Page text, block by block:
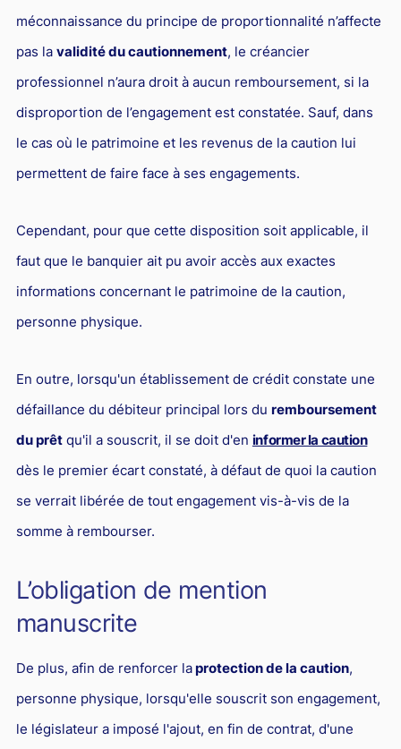
méconnaissance du principe de proportionnalité n’affecte
pas la validité du cautionnement, le créancier
professionnel n’aura droit à aucun remboursement, si la
disproportion de l’engagement est constatée. Sauf, dans
le cas où le patrimoine et les revenus de la caution lui
permettent de faire face à ses engagements.
Cependant, pour que cette disposition soit applicable, il
faut que le banquier ait pu avoir accès aux exactes
informations concernant le patrimoine de la caution,
personne physique.
En outre, lorsqu'un établissement de crédit constate une
défaillance du débiteur principal lors du remboursement
du prêtqu'il a souscrit, il se doit d'en informer la caution
dès le premier écart constaté, à défaut de quoi la caution
se verrait libérée de tout engagement vis-à-vis de la
somme à rembourser.
L’obligation de mention
manuscrite
De plus, afin de renforcer laprotection de la caution,
personne physique, lorsqu'elle souscrit son engagement,
le législateur a imposé l'ajout, en fin de contrat, d'une